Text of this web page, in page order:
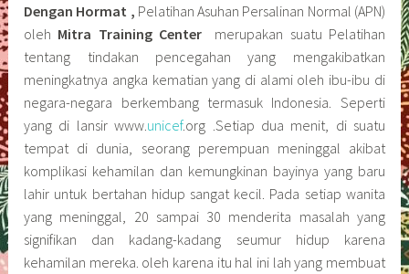
Dengan Hormat , Pelatihan Asuhan Persalinan Normal (APN)
oleh Mitra Training Centermerupakan suatu Pelatihan
tentang tindakan pencegahan yang mengakibatkan
meningkatnya angka kematian yang di alami oleh ibu-ibu di
negara-negara berkembang termasuk Indonesia. Seperti
yang di lansir www. unicef.org .Setiap dua menit, di suatu
tempat di dunia, seorang perempuan meninggal akibat
komplikasi kehamilan dan kemungkinan bayinya yang baru
lahir untuk bertahan hidup sangat kecil. Pada setiap wanita
yang meninggal, 20 sampai 30 menderita masalah yang
signifikan dan kadang-kadang seumur hidup karena
kehamilan mereka. oleh karena itu hal ini lah yang membuat